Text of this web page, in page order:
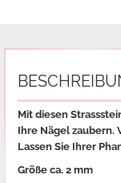
Mit diesen
Ihre Nägel zaubern.
Lassen Sie Ihrer
Größe ca. 2 mm